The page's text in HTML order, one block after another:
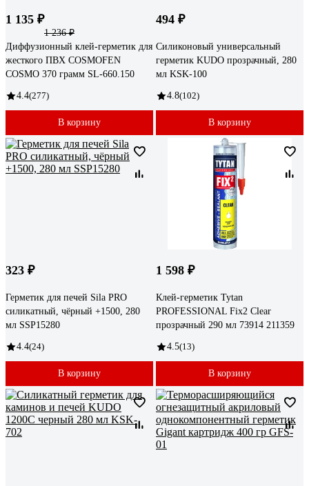
1 135 ₽
1 236 ₽
Диффузионный клей-герметик для
жесткого ПВХ COSMOFEN
COSMO 370 грамм SL-660.150
4.4(277)
В корзину
494 ₽
Силиконовый универсальный
герметик KUDO прозрачный, 280
мл KSK-100
4.8(102)
В корзину
323 ₽
Герметик для печей Sila PRO
силикатный, чёрный +1500, 280
мл SSP15280
4.4(24)
В корзину
1 598 ₽
Клей-герметик Tytan
PROFESSIONAL Fix2 Clear
прозрачный 290 мл 73914 211359
4.5(13)
В корзину